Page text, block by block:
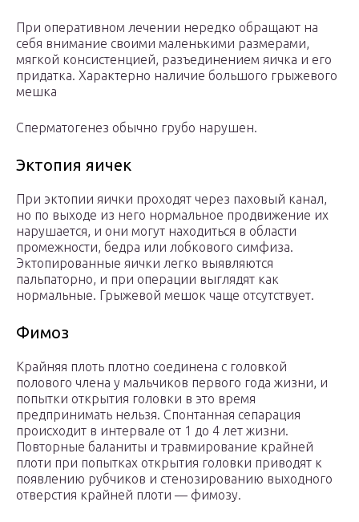
При оперативном лечении нередко обращают на
себя внимание своими маленькими размерами,
мягкой консистенцией, разъединением яичка и его
придатка. Характерно наличие большого грыжевого
мешка
Сперматогенез обычно грубо нарушен.
Эктопия яичек
При эктопии яички проходят через паховый канал,
но по выходе из него нормальное продвижение их
нарушается, и они могут находиться в области
промежности, бедра или лобкового симфиза.
Эктопированные яички легко выявляются
пальпаторно, и при операции выглядят как
нормальные. Грыжевой мешок чаще отсутствует.
Фимоз
Крайняя плоть плотно соединена с головкой
полового члена у мальчиков первого года жизни, и
попытки открытия головки в это время
предпринимать нельзя. Спонтанная сепарация
происходит в интервале от 1 до 4 лет жизни.
Повторные баланиты и травмирование крайней
плоти при попытках открытия головки приводят к
появлению рубчиков и стенозированию выходного
отверстия крайней плоти — фимозу.